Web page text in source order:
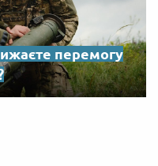
перемогу